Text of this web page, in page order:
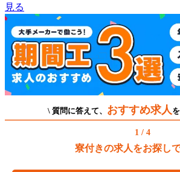
見る
\ 質問に答えて、 おすすめ求人
1 / 4
寮付きの求人をお探し